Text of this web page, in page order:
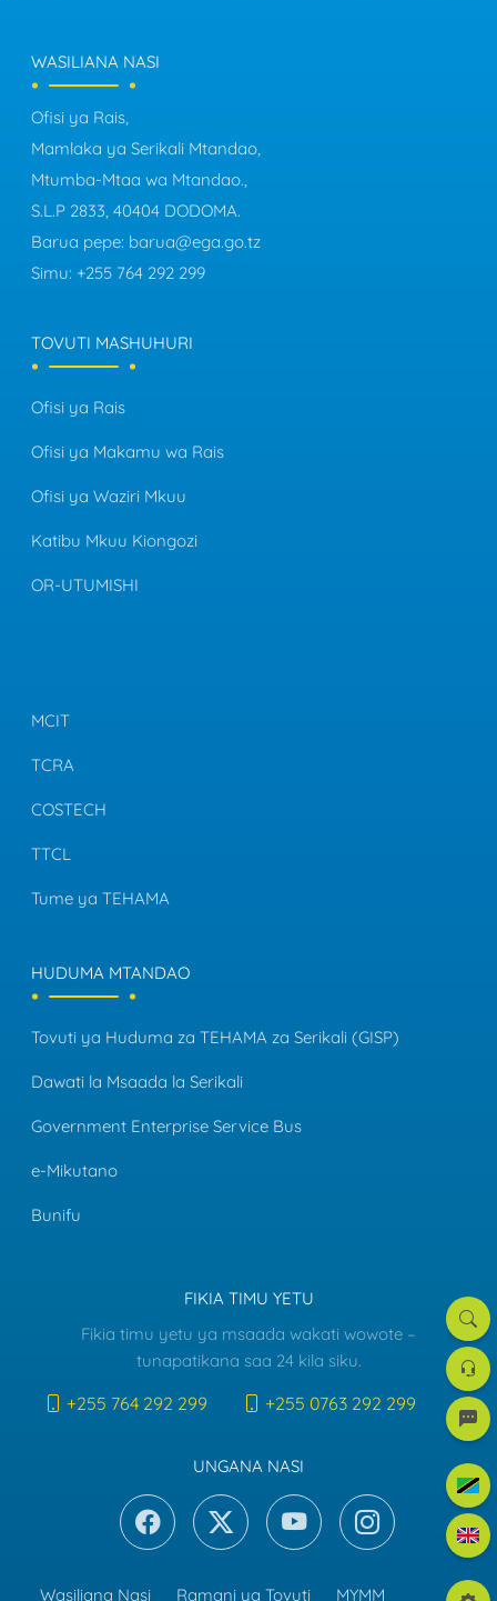
la
e-
WASILIANA NASI
Ofisi ya Rais,
Mamlaka ya Serikali Mtandao,
Mtumba-Mtaa wa Mtandao.,
S.L.P 2833, 40404 DODOMA.
Barua pepe: barua@ega.go.tz
Simu: +255 764 292 299
TOVUTI MASHUHURI
Ofisi ya Rais
Ofisi ya Makamu wa Rais
Ofisi ya Waziri Mkuu
Katibu Mkuu Kiongozi
OR-UTUMISHI
MCIT
TCRA
COSTECH
TTCL
Tume ya TEHAMA
HUDUMA MTANDAO
Tovuti ya Huduma za TEHAMA za Serikali (GISP)
Dawati la Msaada la Serikali
Government Enterprise Service Bus
e-Mikutano
Bunifu
FIKIA TIMU YETU
Fikia timu yetu ya msaada wakati wowote –
tunapatikana saa 24 kila siku.
+255 764 292 299 +255 0763 292 299
UNGANA NASI
Wasiliana Nasi Ramani ya Tovuti MYMM